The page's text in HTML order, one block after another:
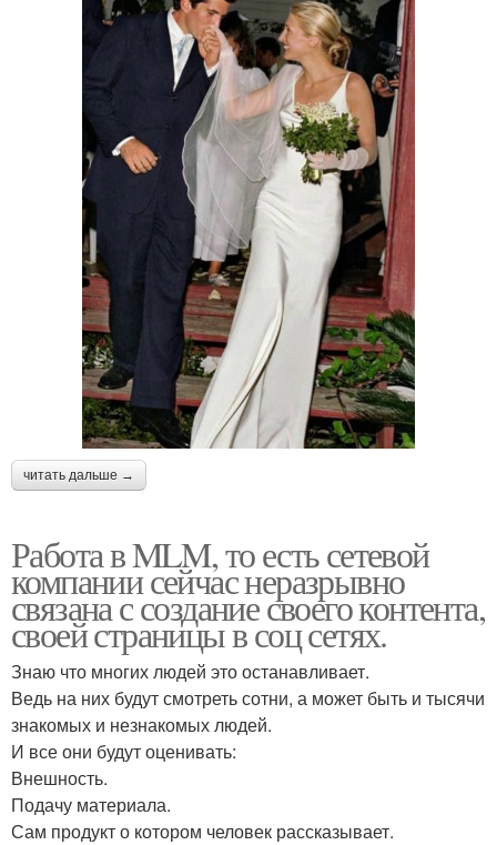
читать дальше →
Работа в MLM, то есть сетевой
компании сейчас неразрывно
связана с создание своего контента,
своей страницы в соц сетях.
Знаю что многих людей это останавливает.
Ведь на них будут смотреть сотни, а может быть и тысячи
знакомых и незнакомых людей.
И все они будут оценивать:
Внешность.
Подачу материала.
Сам продукт о котором человек рассказывает.